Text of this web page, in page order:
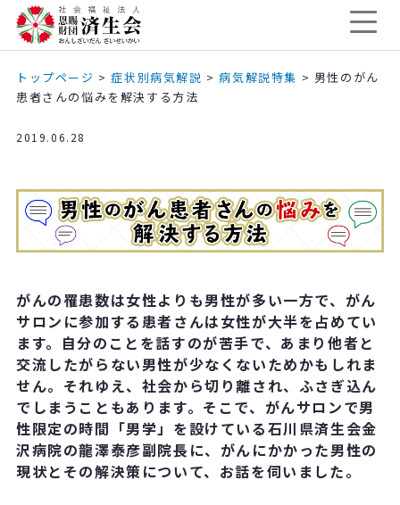
トップページ >症状別病気解説 >病気解説特集 > 男性のがん
患者さんの悩みを解決する方法
2019.06.28
がんの罹患数は女性よりも男性が多い一方で、がん
サロンに参加する患者さんは女性が大半を占めてい
ます。自分のことを話すのが苦手で、あまり他者と
交流したがらない男性が少なくないためかもしれま
せん。それゆえ、社会から切り離され、ふさぎ込ん
でしまうこともあります。そこで、がんサロンで男
性限定の時間「男学」を設けている石川県済生会金
沢病院の龍澤泰彦副院長に、がんにかかった男性の
現状とその解決策について、お話を伺いました。